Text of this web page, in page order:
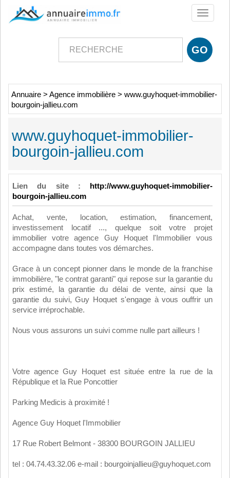
Toggle
Annuaire > Agence immobilière > www.guyhoquet-immobilier-
bourgoin-jallieu.com
www.guyhoquet-immobilier-
bourgoin-jallieu.com
Lien du site :
http://www.guyhoquet-immobilier-
bourgoin-jallieu.com
Achat, vente, location, estimation, financement,
investissement locatif ..., quelque soit votre projet
immobilier votre agence Guy Hoquet l'Immobilier vous
accompagne dans toutes vos démarches.
Grace à un concept pionner dans le monde de la franchise
immobilière, "le contrat garanti" qui repose sur la garantie du
prix estimé, la garantie du délai de vente, ainsi que la
garantie du suivi, Guy Hoquet s'engage à vous ouffrir un
service irréprochable.
Nous vous assurons un suivi comme nulle part ailleurs !
Votre agence Guy Hoquet est située entre la rue de la
République et la Rue Poncottier
Parking Medicis à proximité !
Agence Guy Hoquet l'Immobilier
17 Rue Robert Belmont - 38300 BOURGOIN JALLIEU
tel : 04.74.43.32.06 e-mail : bourgoinjallieu@guyhoquet.com